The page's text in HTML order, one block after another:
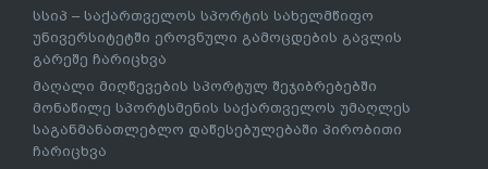
სსიპ – საქართველოს სპორტის სახელმწიფო
უნივერსიტეტში ეროვნული გამოცდების გავლის
გარეშე ჩარიცხვა
მაღალი მიღწევების სპორტულ შეჯიბრებებში
მონაწილე სპორტსმენის საქართველოს უმაღლეს
საგანმანათლებლო დაწესებულებაში პირობითი
ჩარიცხვა